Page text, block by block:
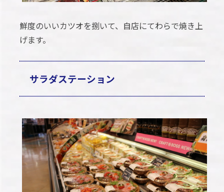
鮮度のいいカツオを捌いて、自店にてわらで焼き上
げます。
サラダステーション